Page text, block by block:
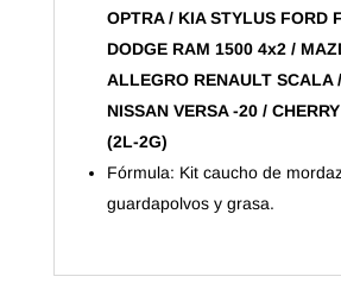
ALLEGRO
OPTRA / KIA STYLUS FORD
DODGE RAM 1500 4x2 /
ALLEGRO RENAULT SCALA
NISSAN VERSA -20 /
(2L-2G)
Fórmula: Kit caucho de
guardapolvos y grasa.